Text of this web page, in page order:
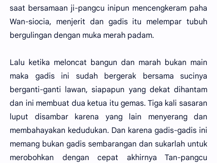
saat bersamaan ji-pangcu inipun mencengkeram paha
Wan-siocia, menjerit dan gadis itu melempar tubuh
bergulingan dengan muka merah padam.
Lalu ketika meloncat bangun dan marah bukan main
maka gadis ini sudah bergerak bersama sucinya
berganti-ganti lawan, siapapun yang dekat dihantam
dan ini membuat dua ketua itu gemas. Tiga kali sasaran
luput disambar karena yang lain menyerang dan
membahayakan kedudukan. Dan karena gadis-gadis ini
memang bukan gadis sembarangan dan sukarlah untuk
merobohkan dengan cepat akhirnya Tan-pangcu